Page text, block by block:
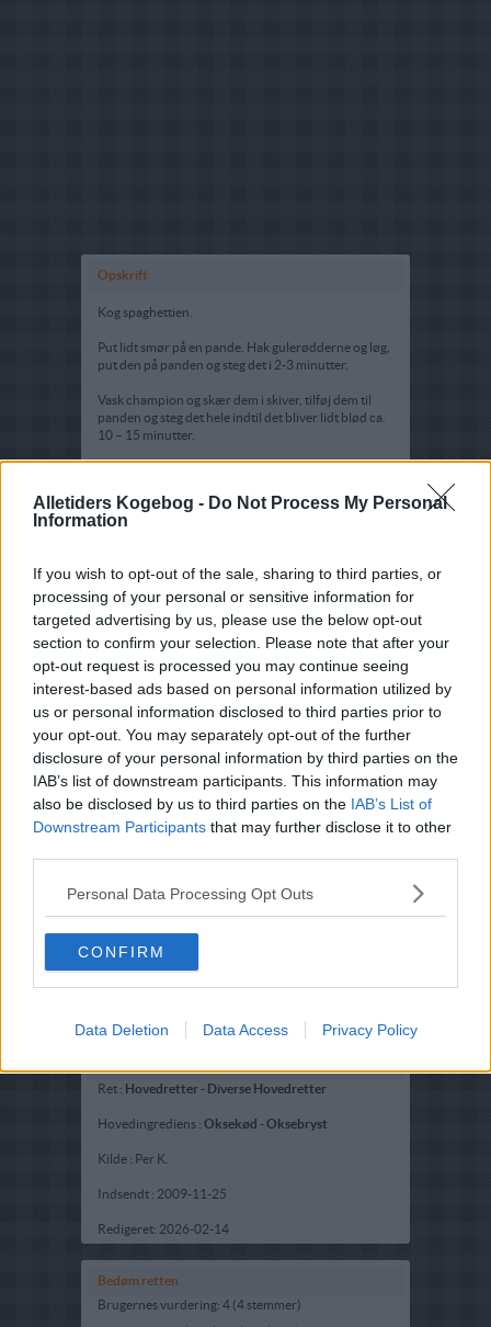
Alletiders Kogebog - Do Not Process My Personal
Information
If you wish to opt-out of the sale, sharing to third parties, or
processing of your personal or sensitive information for
targeted advertising by us, please use the below opt-out
section to confirm your selection. Please note that after your
opt-out request is processed you may continue seeing
interest-based ads based on personal information utilized by
us or personal information disclosed to third parties prior to
your opt-out. You may separately opt-out of the further
disclosure of your personal information by third parties on the
IAB’s list of downstream participants. This information may
also be disclosed by us to third parties on the IAB’s List of
Downstream Participants that may further disclose it to other
Personal Data Processing Opt Outs
CONFIRM
Data Deletion Data Access Privacy Policy
Opskrift
Kog spaghettien.
Put lidt smør på en pande. Hak gulerødderne og løg,
put den på panden og steg det i 2-3 minutter.
Vask champion og skær dem i skiver, tilføj dem til
panden og steg det hele indtil det bliver lidt blød ca.
10 – 15 minutter.
Tilsæt oksebrystet skåret i tynde strimler og vend
Tips:
Ret : Hovedretter - Diverse Hovedretter
Hovedingrediens : Oksekød -Oksebryst
Kilde : Per K.
Indsendt : 2009-11-25
Redigeret: 2026-02-14
Bedøm retten
Brugernes vurdering: 4 (4 stemmer)